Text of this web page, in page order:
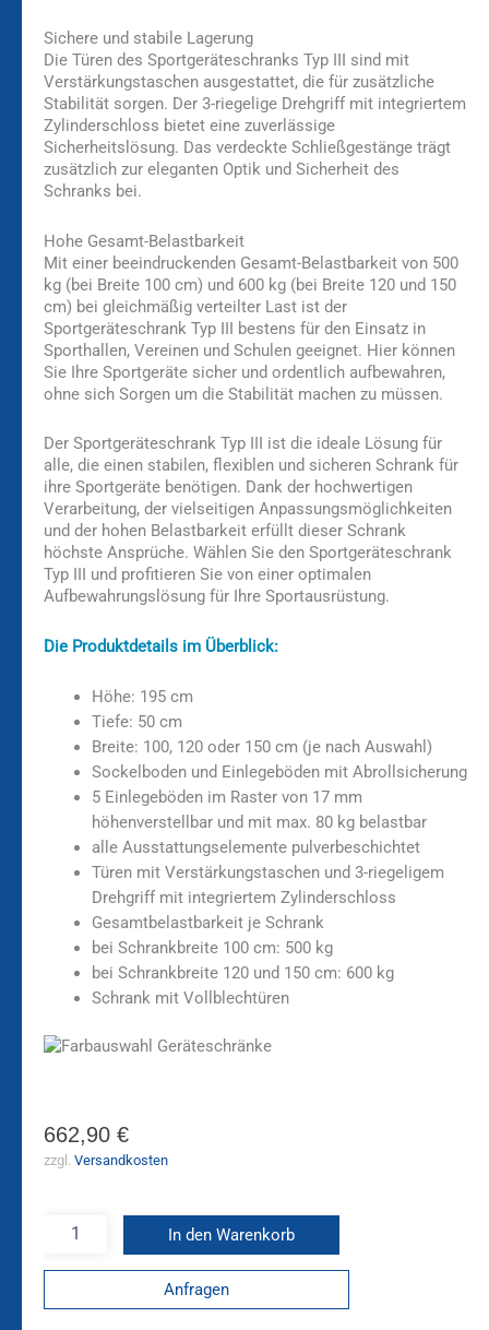
Sichere und stabile Lagerung
Die Türen des Sportgeräteschranks Typ III sind mit
Verstärkungstaschen ausgestattet, die für zusätzliche
Stabilität sorgen. Der 3-riegelige Drehgriff mit integriertem
Zylinderschloss bietet eine zuverlässige
Sicherheitslösung. Das verdeckte Schließgestänge trägt
zusätzlich zur eleganten Optik und Sicherheit des
Schranks bei.
Hohe Gesamt-Belastbarkeit
Mit einer beeindruckenden Gesamt-Belastbarkeit von 500
kg (bei Breite 100 cm) und 600 kg (bei Breite 120 und 150
cm) bei gleichmäßig verteilter Last ist der
Sportgeräteschrank Typ III bestens für den Einsatz in
Sporthallen, Vereinen und Schulen geeignet. Hier können
Sie Ihre Sportgeräte sicher und ordentlich aufbewahren,
ohne sich Sorgen um die Stabilität machen zu müssen.
Der Sportgeräteschrank Typ III ist die ideale Lösung für
alle, die einen stabilen, flexiblen und sicheren Schrank für
ihre Sportgeräte benötigen. Dank der hochwertigen
Verarbeitung, der vielseitigen Anpassungsmöglichkeiten
und der hohen Belastbarkeit erfüllt dieser Schrank
höchste Ansprüche. Wählen Sie den Sportgeräteschrank
Typ III und profitieren Sie von einer optimalen
Aufbewahrungslösung für Ihre Sportausrüstung.
Die Produktdetails im Überblick:
Höhe: 195 cm
Tiefe: 50 cm
Breite: 100, 120 oder 150 cm (je nach Auswahl)
Sockelboden und Einlegeböden mit Abrollsicherung
5 Einlegeböden im Raster von 17 mm
höhenverstellbar und mit max. 80 kg belastbar
alle Ausstattungselemente pulverbeschichtet
Türen mit Verstärkungstaschen und 3-riegeligem
Drehgriff mit integriertem Zylinderschloss
Gesamtbelastbarkeit je Schrank
bei Schrankbreite 100 cm: 500 kg
bei Schrankbreite 120 und 150 cm: 600 kg
Schrank mit Vollblechtüren
662,90 €
zzgl. Versandkosten
In den Warenkorb
Anfragen